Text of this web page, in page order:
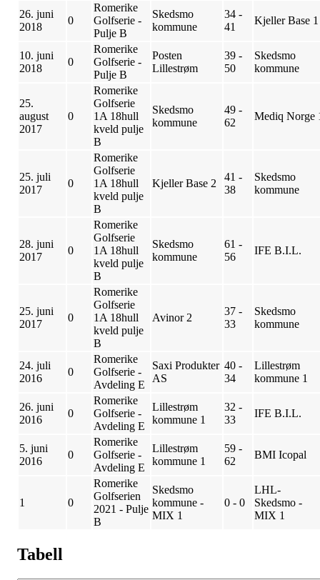
26. juni
2018
0
Romerike
Golfserie -
Pulje B
Skedsmo
kommune
34 -
41
Kjeller Base 1
10. juni
2018
0
Romerike
Golfserie -
Pulje B
Posten
Lillestrøm
39 -
50
Skedsmo
kommune
25.
august
2017
0
Romerike
Golfserie
1A 18hull
kveld pulje
B
Skedsmo
kommune
49 -
62
Mediq Norge
25. juli
2017
0
Romerike
Golfserie
1A 18hull
kveld pulje
B
Kjeller Base 2
41 -
38
Skedsmo
kommune
28. juni
2017
0
Romerike
Golfserie
1A 18hull
kveld pulje
B
Skedsmo
kommune
61 -
56
IFE B.I.L.
25. juni
2017
0
Romerike
Golfserie
1A 18hull
kveld pulje
B
Avinor 2
37 -
33
Skedsmo
kommune
24. juli
2016
0
Romerike
Golfserie -
Avdeling E
Saxi Produkter
AS
40 -
34
Lillestrøm
kommune 1
26. juni
2016
0
Romerike
Golfserie -
Avdeling E
Lillestrøm
kommune 1
32 -
33
IFE B.I.L.
5. juni
2016
0
Romerike
Golfserie -
Avdeling E
Lillestrøm
kommune 1
59 -
62
BMI Icopal
1 0
Romerike
Golfserien
2021 - Pulje
B
Skedsmo
kommune -
MIX 1
0 - 0
LHL-
Skedsmo -
MIX 1
Tabell